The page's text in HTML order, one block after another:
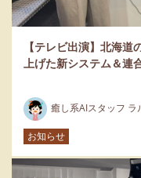
【テレビ出演】北海
上げた新システム＆連
癒し系AIスタッフ ラ
お知らせ